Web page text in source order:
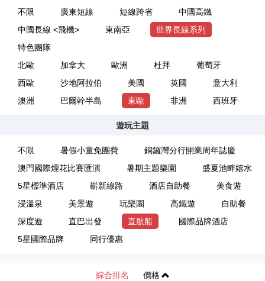
不限 廣東短線 短線跨省
中國高鐵
中國長線 <飛機>
東南亞
世界長線系列
特色團隊
北歐
加拿大 歐洲 杜拜
葡萄牙
西歐
沙地阿拉伯 美國 英國
意大利
澳洲
巴爾幹半島 東歐 非洲 西班牙
遊玩主題
不限 暑假小童免團費
銅鑼灣分行開業周年誌慶
澳門國際煙花比賽匯演
暑期主題樂園
盛夏池畔嬉水
5星標準酒店
嶄新線路 酒店自助餐
美食遊
浸溫泉
美景遊 玩樂園 高鐵遊
自助餐
深度遊
直巴出發 直航船
國際品牌酒店
5星國際品牌
同行優惠
綜合排名 價格